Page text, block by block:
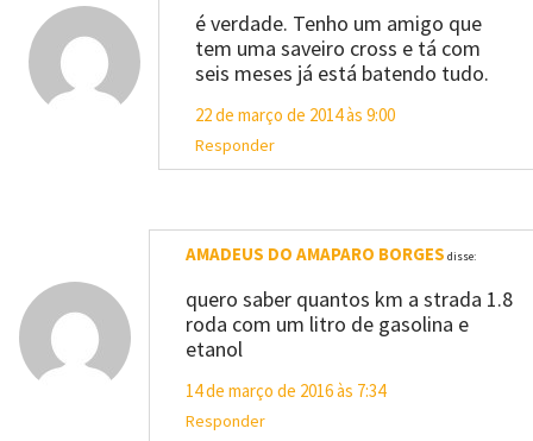
é verdade. Tenho um amigo que
tem uma saveiro cross e tá com
seis meses já está batendo tudo.
22 de março de 2014 às 9:00
Responder
AMADEUS DO AMAPARO BORGES disse:
quero saber quantos km a strada 1.8
roda com um litro de gasolina e
etanol
14 de março de 2016 às 7:34
Responder